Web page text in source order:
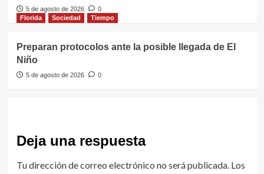
5 de agosto de 2026
0
Florida
Sociedad Tiempo
Preparan protocolos ante la posible llegada de El
Niño
5 de agosto de 2026 0
Deja una respuesta
Tu dirección de correo electrónico no será publicada. Los